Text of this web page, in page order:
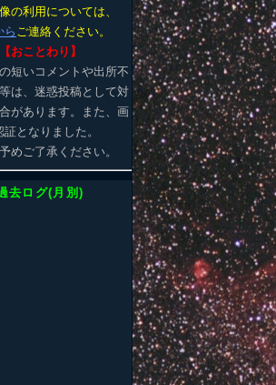
の利用については、
ら ご連絡ください。
【おことわり】
短いコメントや出所不
は、迷惑投稿として対
があります。また、画
証となりました。
めご了承ください。
去ログ(月別)